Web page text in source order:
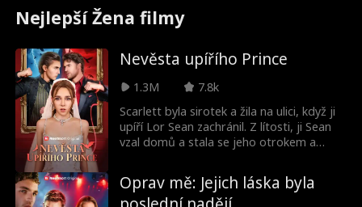
Nejlepší Žena filmy
Nevěsta upířího Prince
1.3M
7.8k
Scarlett byla sirotek a žila na ulici, když ji
upíří Lor Sean zachránil. Z lítosti, ji Sean
vzal domů a stala se jeho otrokem a
bude chránit. Jejich šťastné, láskyplné dny
skončily, když do scény vstoupila sexy,
nebezpečná lidská dívka Chelsea, která se
Oprav mě: Jejich láska byla